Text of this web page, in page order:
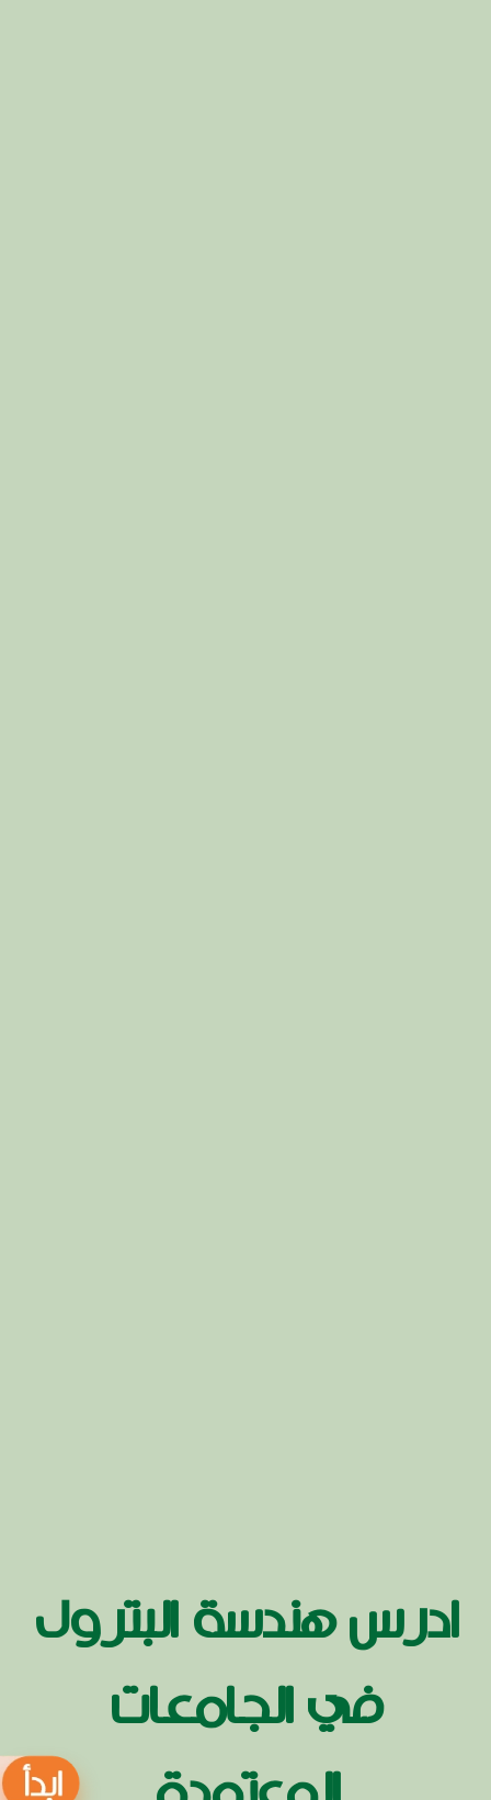
ادرس هندسة البترول
في الجامعات